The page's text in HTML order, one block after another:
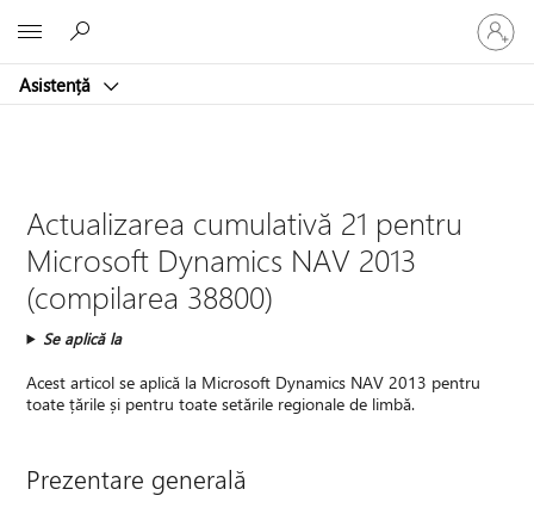
Asistență
vă
la
dvs.
Actualizarea cumulativă 21 pentru
Microsoft Dynamics NAV 2013
(compilarea 38800)
Se aplică la
Acest articol se aplică la Microsoft Dynamics NAV 2013 pentru
toate țările și pentru toate setările regionale de limbă.
Prezentare generală